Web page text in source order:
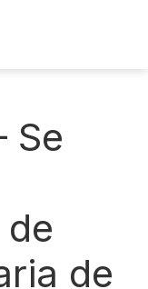
Se
de